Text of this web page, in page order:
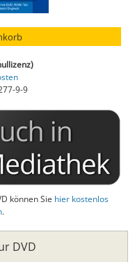
9-9
können Sie hier kostenlos
.
DVD